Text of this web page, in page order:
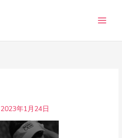
2023年1月24日